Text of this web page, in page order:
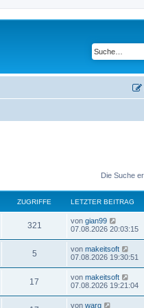
Die Suche
ZUGRIFFE LETZTER BEITRAG
321
u
i
L
e
t
e
r
B
e
i
t
von gian99
07.08.2026 20:03:15
5Z
u
L
e
t
e
r
B
von makeitsoft
07.08.2026 19:30:51
17
u
L
e
von makeitsoft
07.08.2026 19:21:04
L
von warg